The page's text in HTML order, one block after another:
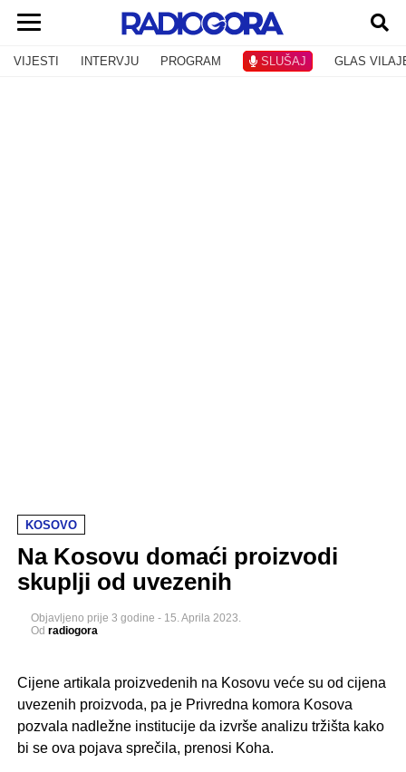
VIJESTI INTERVJU PROGRAM SLUŠAJ GLAS
KOSOVO
Na Kosovu domaći proizvodi
skuplji od uvezenih
Objavljeno prije 3 godine - 15. Aprila 2023.
Od radiogora
Cijene artikala proizvedenih na Kosovu veće su od cijena
uvezenih proizvoda, pa je Privredna komora Kosova
pozvala nadležne institucije da izvrše analizu tržišta kako
bi se ova pojava sprečila, prenosi Koha.